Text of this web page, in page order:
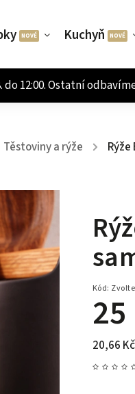
Kuchyň
Těstoviny a rýže /
Kód:
20,66